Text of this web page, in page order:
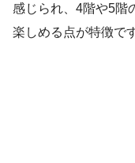
感じられ、4階や5階
楽しめる点が特徴で